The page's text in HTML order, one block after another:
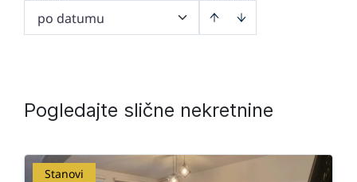
po datumu
Pogledajte slične nekretnine
Stanovi